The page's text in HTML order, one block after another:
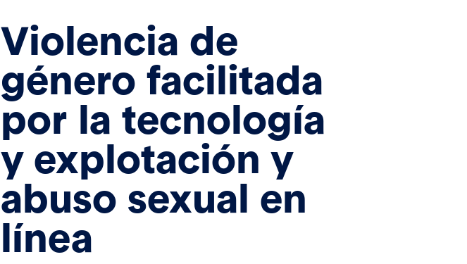
Violencia de
género facilitada
por la tecnología
y explotación y
abuso sexual en
línea